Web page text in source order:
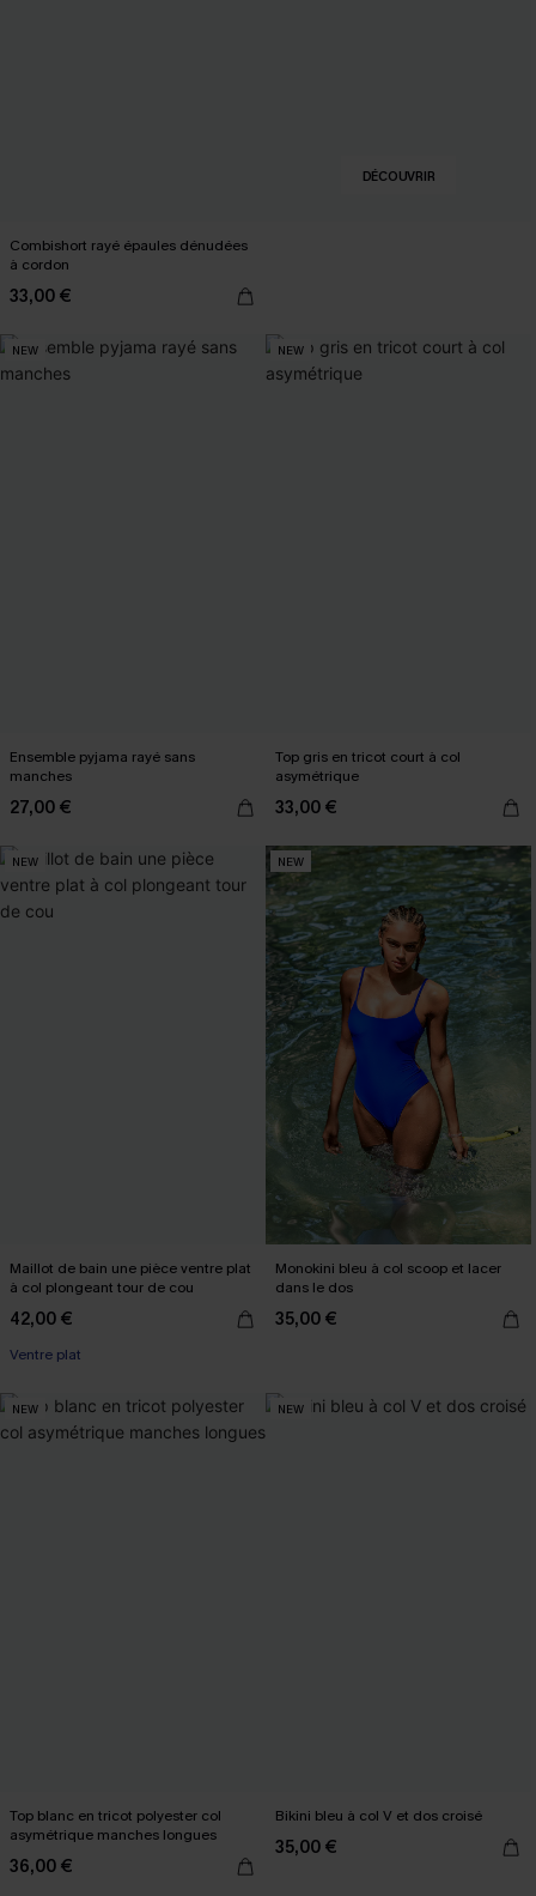
Combishort rayé épaules dénudées
à cordon
33,00 €
DÉCOUVRIR
NEW
Ensemble pyjama rayé sans
manches
27,00 €
NEW
Top gris en tricot court à col
asymétrique
33,00 €
NEW
Maillot de bain une pièce ventre plat
à col plongeant tour de cou
42,00 €
Ventre plat
NEW
Monokini bleu à col scoop et lacer
dans le dos
35,00 €
NEW
Top blanc en tricot polyester col
asymétrique manches longues
36,00 €
NEW
Bikini bleu à col V et dos croisé
35,00 €